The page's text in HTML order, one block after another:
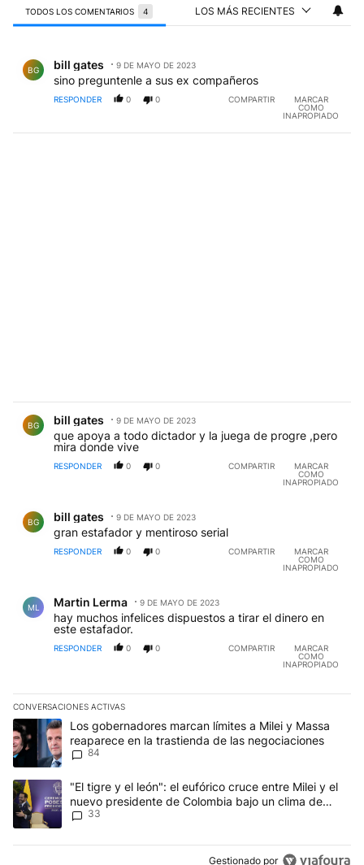
TODOS LOS COMENTARIOS 4 LOS MÁS RECIENTES
BG bill gates 9 DE MAYO DE 2023
sino preguntenle a sus ex compañeros
RESPONDER 0 0 COMPARTIR
MARCAR
COMO
INAPROPIADO
BG bill gates 9 DE MAYO DE 2023
que apoya a todo dictador y la juega de progre ,pero
mira donde vive
RESPONDER 0 0 COMPARTIR
MARCAR
COMO
INAPROPIADO
BG bill gates 9 DE MAYO DE 2023
gran estafador y mentiroso serial
RESPONDER 0 0 COMPARTIR
MARCAR
COMO
INAPROPIADO
ML Martin Lerma 9 DE MAYO DE 2023
hay muchos infelices dispuestos a tirar el dinero en
este estafador.
RESPONDER 0 0 COMPARTIR
MARCAR
COMO
INAPROPIADO
CONVERSACIONES ACTIVAS
Este listado muestra los artículos con más comentarios en los
Un artículo de tendencia con el título "Los gobernadores
Los gobernadores marcan límites a Milei y Massa
reaparece en la trastienda de las negociaciones
84
Un artículo de tendencia con el título ""El tigre y el león": el
"El tigre y el león": el eufórico cruce entre Milei y el
nuevo presidente de Colombia bajo un clima de
máxima tensión
33
Gestionado por